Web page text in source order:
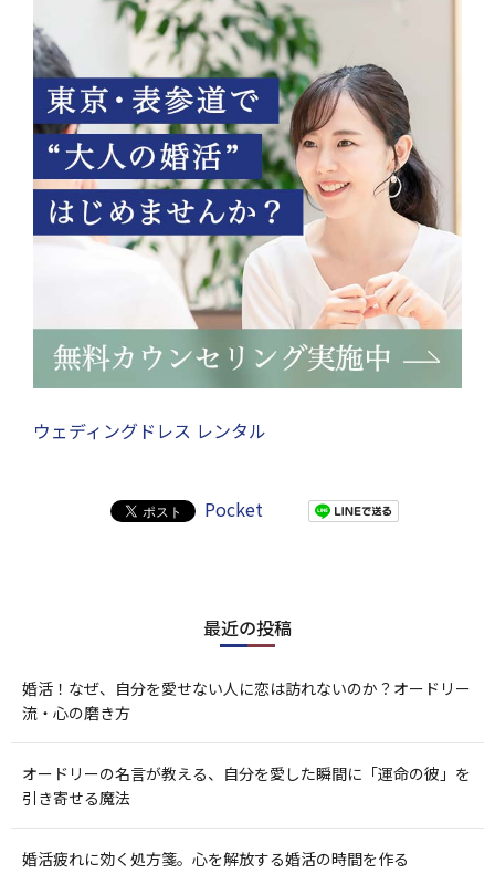
ウェディングドレス レンタル
Pocket
最近の投稿
婚活！なぜ、自分を愛せない人に恋は訪れないのか？オードリー
流・心の磨き方
オードリーの名言が教える、自分を愛した瞬間に「運命の彼」を
引き寄せる魔法
婚活疲れに効く処方箋。心を解放する婚活の時間を作る